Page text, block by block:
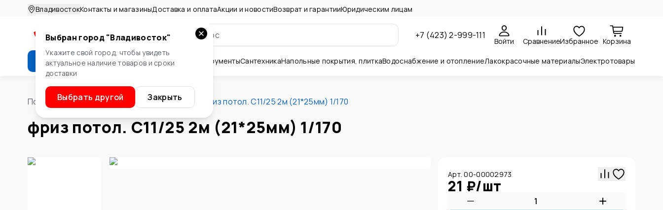
ВладивостокКонтакты и магазиныДоставка и оплатаАкции и новостиВозврат и гарантииЮридическим лицам
+7 (423) 2-999-111
Войти СравнениеИзбранное Корзина
Каталог Стройматериалы ИнструментыСантехникаНапольные покрытия, плиткаВодоснабжение и отоплениеЛакокрасочные материалыЭлектротовары
Выбран город "Владивосток"
Укажите свой город, чтобы увидеть
актуальное наличие товаров и сроки
доставки
Выбрать другой Закрыть
Помощник/Стены и потолок Фризы и декор фриз потол. C11/25 2м (21*25мм) 1/170
фриз потол. C11/25 2м (21*25мм) 1/170
Арт. 00-00002973
21 ₽/шт